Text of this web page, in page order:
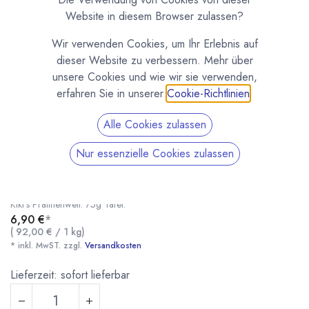
Kiki's Edelbitter Schokolade mit Chili
Kiki's Pralinenwelt. 75g Tafel.
6,90 €*
( 92,00 € / 1 kg)
* inkl. MwST. zzgl. Versandkosten
Lieferzeit: sofort lieferbar
Website in diesem Browser zulassen?
Wir verwenden Cookies, um Ihr Erlebnis auf
dieser Website zu verbessern. Mehr über
unsere Cookies und wie wir sie verwenden,
erfahren Sie in unserer Cookie-Richtlinien
Alle Cookies zulassen
Nur essenzielle Cookies zulassen